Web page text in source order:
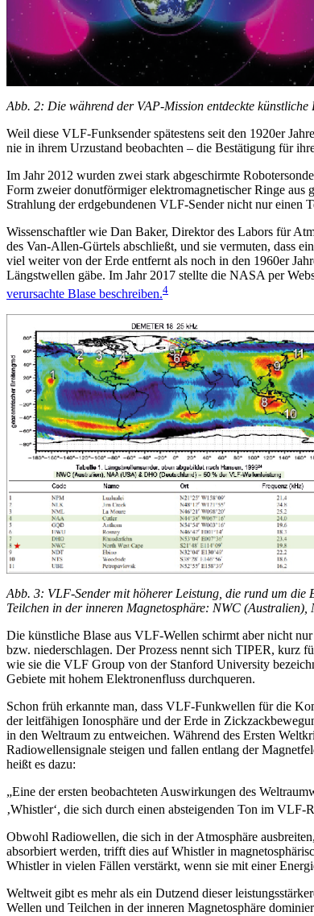
Abb. 2: Die während der VAP-Mission entdeckte
Weil diese VLF-Funksender spätestens seit den 1920er
nie in ihrem Urzustand beobachten – die Bestätigung für
Im Jahr 2012 wurden zwei stark abgeschirmte
Form zweier donutförmiger elektromagnetischer Ringe aus
Strahlung der erdgebundenen VLF-Sender nicht nur einen
Wissenschaftler wie Dan Baker, Direktor des Labors für
des Van-Allen-Gürtels abschließt, und sie vermuten, dass
viel weiter von der Erde entfernt als noch in den 1960er
Längstwellen gäbe. Im Jahr 2017 stellte die NASA per
verursachte Blase beschreiben.4
Abb. 3: VLF-Sender mit höherer Leistung, die rund um die
Teilchen in der inneren Magnetosphäre: NWC
Die künstliche Blase aus VLF-Wellen schirmt aber nicht
bzw. niederschlagen. Der Prozess nennt sich TIPER, kurz
wie sie die VLF Group von der Stanford University
Gebiete mit hohem Elektronenfluss durchqueren.
Schon früh erkannte man, dass VLF-Funkwellen für die
der leitfähigen Ionosphäre und der Erde in
in den Weltraum zu entweichen. Während des Ersten
Radiowellensignale steigen und fallen entlang der
heißt es dazu:
„Eine der ersten beobachteten Auswirkungen des
‚Whistler‘, die sich durch einen absteigenden Ton im
Obwohl Radiowellen, die sich in der Atmosphäre
absorbiert werden, trifft dies auf Whistler in
Whistler in vielen Fällen verstärkt, wenn sie mit einer
Weltweit gibt es mehr als ein Dutzend dieser
Wellen und Teilchen in der inneren Magnetosphäre